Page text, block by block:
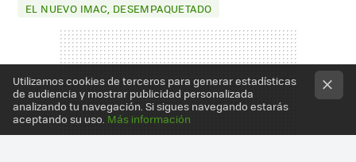
EL NUEVO IMAC, DESEMPAQUETADO
Utilizamos cookies de terceros para generar estadísticas
de audiencia y mostrar publicidad personalizada
analizando tu navegación. Si sigues navegando estarás
aceptando su uso. Más información